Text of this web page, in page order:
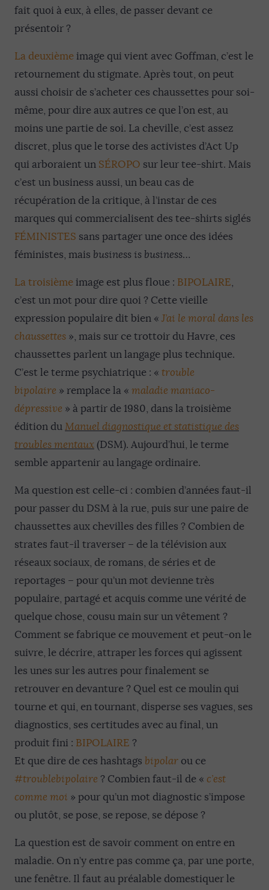
fait quoi à eux, à elles, de passer devant ce
présentoir ?
La deuxièmeimage qui vient avec Goffman, c’est le
retournement du stigmate. Après tout, on peut
aussi choisir de s’acheter ces chaussettes pour soi-
même, pour dire aux autres ce que l’on est, au
moins une partie de soi. La cheville, c’est assez
discret, plus que le torse des activistes d’Act Up
qui arboraient un SÉROPO sur leur tee-shirt. Mais
c’est un business aussi, un beau cas de
récupération de la critique, à l’instar de ces
marques qui commercialisent des tee-shirts siglés
FÉMINISTES sans partager une once des idées
féministes, mais business is business…
La troisièmeimage est plus floue : BIPOLAIRE,
c’est un mot pour dire quoi ? Cette vieille
expression populaire dit bien « J’ai le moral dans les
chaussettes », mais sur ce trottoir du Havre, ces
chaussettes parlent un langage plus technique.
C’est le terme psychiatrique : « trouble
bipolaire » remplace la « maladie maniaco-
dépressive » à partir de 1980, dans la troisième
édition duManuel diagnostique et statistique des
troubles mentaux(DSM). Aujourd’hui, le terme
semble appartenir au langage ordinaire.
Ma question est celle-ci : combien d’années faut-il
pour passer du DSM à la rue, puis sur une paire de
chaussettes aux chevilles des filles ? Combien de
strates faut-il traverser – de la télévision aux
réseaux sociaux, de romans, de séries et de
reportages – pour qu’un mot devienne très
populaire, partagé et acquis comme une vérité de
quelque chose, cousu main sur un vêtement ?
Comment se fabrique ce mouvement et peut-on le
suivre, le décrire, attraper les forces qui agissent
les unes sur les autres pour finalement se
retrouver en devanture ? Quel est ce moulin qui
tourne et qui, en tournant, disperse ses vagues, ses
diagnostics, ses certitudes avec au final, un
produit fini : BIPOLAIRE ?
Et que dire de ces hashtags bipolar ou ce
#troublebipolaire ? Combien faut-il de « c’est
comme moi » pour qu’un mot diagnostic s’impose
ou plutôt, se pose, se repose, se dépose ?
La question est de savoir comment on entre en
maladie. On n’y entre pas comme ça, par une porte,
une fenêtre. Il faut au préalable domestiquer le